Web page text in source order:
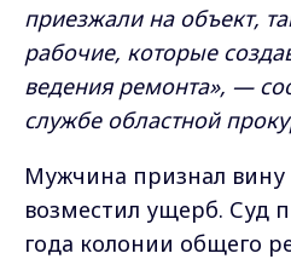
приезжали на объект,
рабочие, которые
ведения ремонта», —
службе областной
Мужчина признал
возместил ущерб. Суд
года колонии общего